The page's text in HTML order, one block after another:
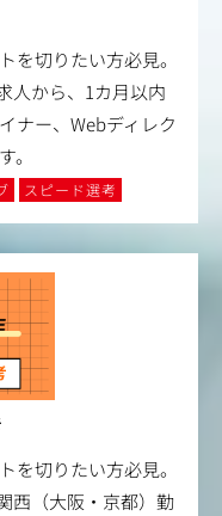
を切りたい方必見。
人から、1カ月以内
ナー、Webディレク
。
スピード選考
を切りたい方必見。
西（大阪・京都）勤